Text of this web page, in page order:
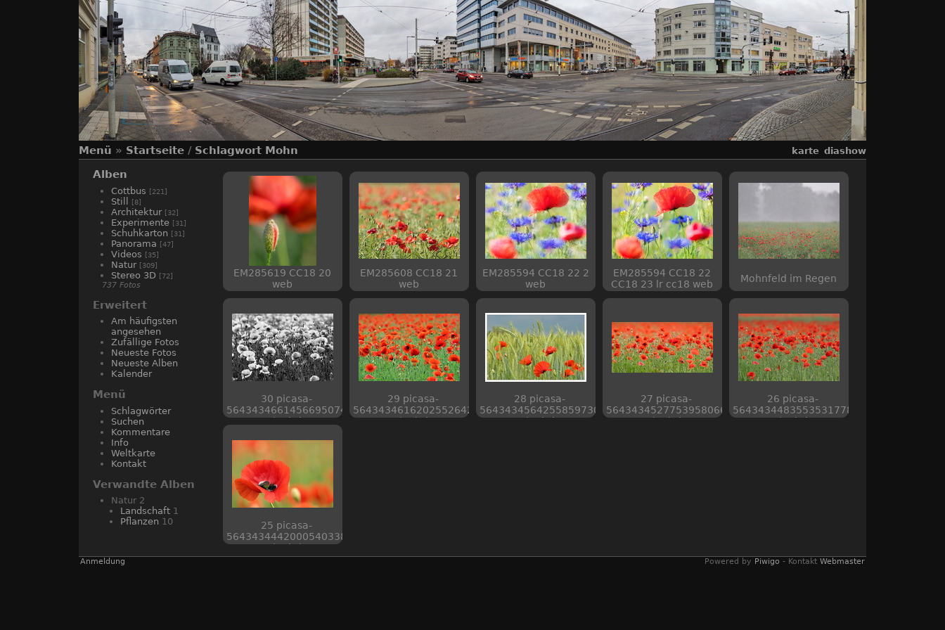
Menü » Startseite / Schlagwort Mohn karte diashow
Alben
Cottbus [221]
Still [8]
Architektur [32]
Experimente [31]
Schuhkarton [31]
Panorama [47]
Videos [35]
Natur [309]
Stereo 3D [72]
737 Fotos
Erweitert
Am häufigsten
angesehen
Zufällige Fotos
Neueste Fotos
Neueste Alben
Kalender
Menü
Schlagwörter
Suchen
Kommentare
Info
Weltkarte
Kontakt
Verwandte Alben
Natur 2
Landschaft 1
Pflanzen 10
EM285619 CC18 20
web
EM285608 CC18 21
web
EM285594 CC18 22 2
web
EM285594 CC18 22
CC18 23 lr cc18 web
Mohnfeld im Regen
30 picasa-
5643434661456695074
web piwigo
29 picasa-
5643434616202552642
web piwigo
28 picasa-
5643434564255859730
web piwigo
27 picasa-
5643434527753958066
web piwigo
26 picasa-
5643434483553531778
web piwigo
25 picasa-
5643434442000540338
web piwigo
Anmeldung Powered by Piwigo - Kontakt Webmaster